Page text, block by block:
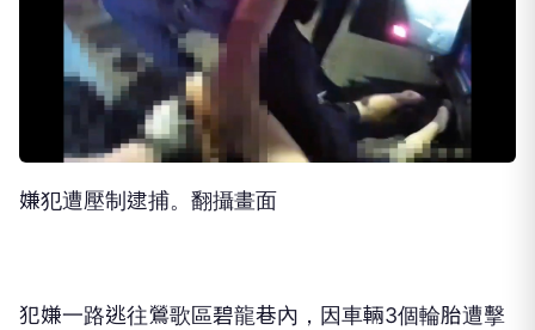
嫌犯遭壓制逮捕。翻攝畫面
犯嫌一路逃往鶯歌區碧龍巷內，因車輛3個輪胎遭擊